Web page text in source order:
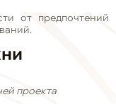
от предпочтений
проекта